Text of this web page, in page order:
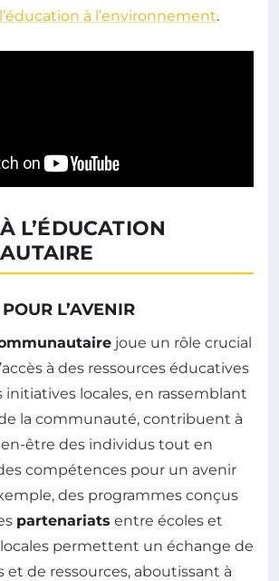
à l’environnement.
L’ÉDUCATION
L’AVENIR
joue un rôle crucial
à des ressources éducatives
initiatives locales, en rassemblant
la communauté, contribuent à
être des individus tout en
compétences pour un avenir
des programmes conçus
partenariats entre écoles et
permettent un échange de
et de ressources, aboutissant à